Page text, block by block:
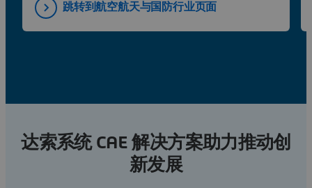
跳转到航空航天与国防行业页面
达索系统 CAE 解决方案助力推动创
新发展